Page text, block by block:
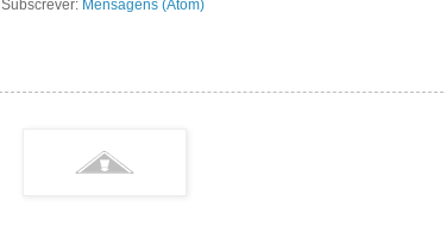
Subscrever: Mensagens (Atom)